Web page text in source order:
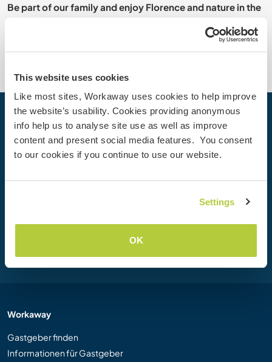
This website uses cookies
Like most sites, Workaway uses cookies to help improve
the website’s usability. Cookies providing anonymous
info help us to analyse site use as well as improve
content and present social media features. You consent
to our cookies if you continue to use our website.
Settings
OK
Be part of our family and enjoy Florence and nature in the
Dein nächstes Abenteuer beginnt
heute
Werde heute Mitglied der Workaway-Community und
Registrieren
Workaway
Gastgeber finden
Informationen für Gastgeber